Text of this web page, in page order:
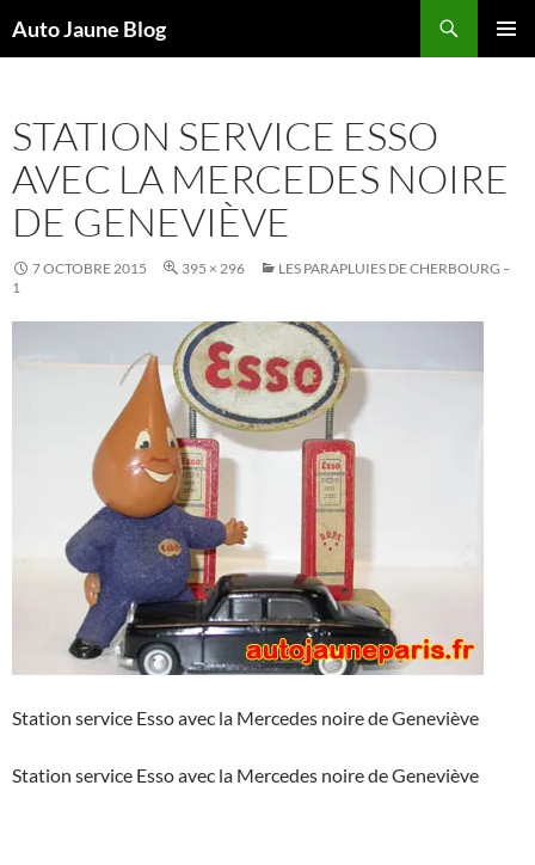
Auto Jaune Blog
STATION SERVICE ESSO
AVEC LA MERCEDES NOIRE
DE GENEVIÈVE
7 OCTOBRE 2015 395 × 296
LES PARAPLUIES DE CHERBOURG –
1
Station service Esso avec la Mercedes noire de Geneviève
Station service Esso avec la Mercedes noire de Geneviève